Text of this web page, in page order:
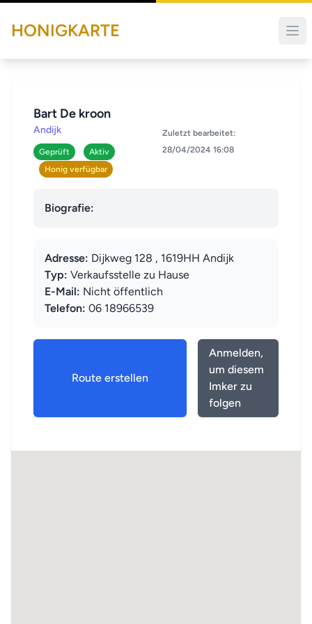
HONIGKARTE
Bart De kroon
Andijk
Geprüft
Aktiv
Honig verfügbar
Zuletzt bearbeitet:
28/04/2024 16:08
Biografie:
Adresse: Dijkweg 128 , 1619HH Andijk
Typ: Verkaufsstelle zu Hause
E-Mail: Nicht öffentlich
Telefon: 06 18966539
Route erstellen
Anmelden,
um diesem
Imker zu
folgen